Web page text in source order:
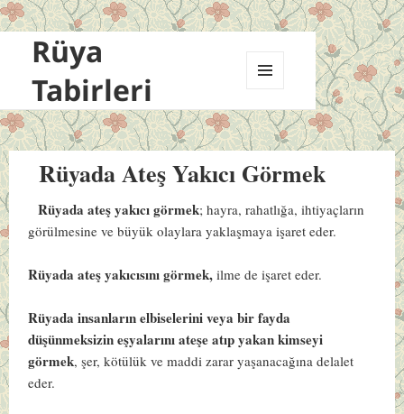
Rüya
Tabirleri
VE
BILEŞENLER
Rüyada Ateş Yakıcı Görmek
Rüyada ateş yakıcı görmek; hayra, rahatlığa, ihtiyaçların
görülmesine ve büyük olaylara yaklaşmaya işaret eder.
Rüyada ateş yakıcısını görmek, ilme de işaret eder.
Rüyada insanların elbiselerini veya bir fayda
düşünmeksizin eşyalarını ateşe atıp yakan kimseyi
görmek, şer, kötülük ve maddi zarar yaşanacağına delalet
eder.